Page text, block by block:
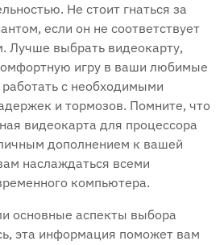
Не стоит гнаться за
если он не соответствует
Лучше выбрать видеокарту,
игру в ваши любимые
с необходимыми
и тормозов. Помните, что
видеокарта для процессора
дополнением к вашей
наслаждаться всеми
компьютера.
основные аспекты выбора
эта информация поможет вам